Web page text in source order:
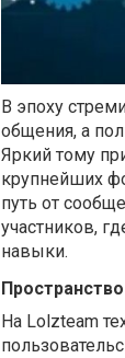
В эпоху
общения, а
Яркий тому
крупнейших
путь от
участников,
навыки.
На Lolzteam